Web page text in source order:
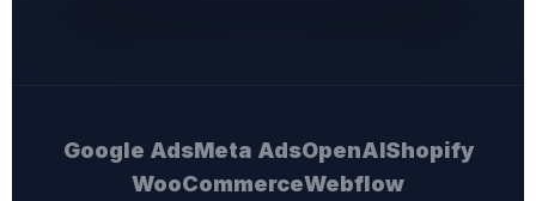
Google AdsMeta AdsOpenAIShopify
WooCommerceWebflow